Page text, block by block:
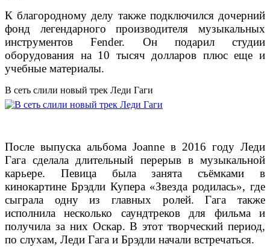
К благородному делу также подключился дочерний
фонд легендарного производителя музыкальных
инструментов Fender. Он подарил студии
оборудования на 10 тысяч долларов плюс еще и
учебные материалы.
В сеть слили новый трек Леди Гаги
После выпуска альбома Joanne в 2016 году Леди
Гага сделала длительный перерыв в музыкальной
карьере. Певица была занята съёмками в
кинокартине Брэдли Купера «Звезда родилась», где
сыграла одну из главных ролей. Гага также
исполнила несколько саундтреков для фильма и
получила за них Оскар. В этот творческий период,
по слухам, Леди Гага и Брэдли начали встречаться.